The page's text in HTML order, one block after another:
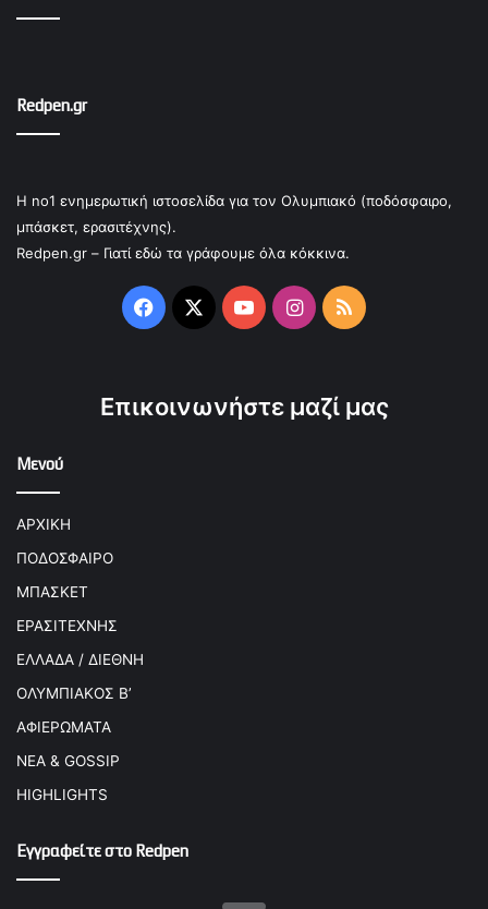
Redpen.gr
Η no1 ενημερωτική ιστοσελίδα για τον Ολυμπιακό (ποδόσφαιρο,
μπάσκετ, ερασιτέχνης).
Redpen.gr – Γιατί εδώ τα γράφουμε όλα κόκκινα.
Facebook
X YouTubeInstagram
RSS
Επικοινωνήστε μαζί μας
Μενού
ΑΡΧΙΚΗ
ΠΟΔΟΣΦΑΙΡΟ
ΜΠΑΣΚΕΤ
ΕΡΑΣΙΤΕΧΝΗΣ
ΕΛΛΑΔΑ / ΔΙΕΘΝΗ
ΟΛΥΜΠΙΑΚΟΣ Β’
ΑΦΙΕΡΩΜΑΤΑ
ΝΕΑ & GOSSIP
HIGHLIGHTS
Εγγραφείτε στο Redpen